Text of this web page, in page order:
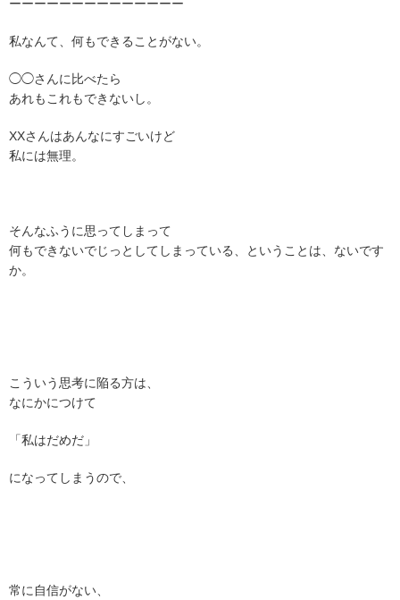
ーーーーーーーーーーーーーー
私なんて、何もできることがない。
◯◯さんに比べたら
あれもこれもできないし。
XXさんはあんなにすごいけど
私には無理。
そんなふうに思ってしまって
何もできないでじっとしてしまっている、ということは、ないです
か。
こういう思考に陥る方は、
なにかにつけて
「私はだめだ」
になってしまうので、
常に自信がない、